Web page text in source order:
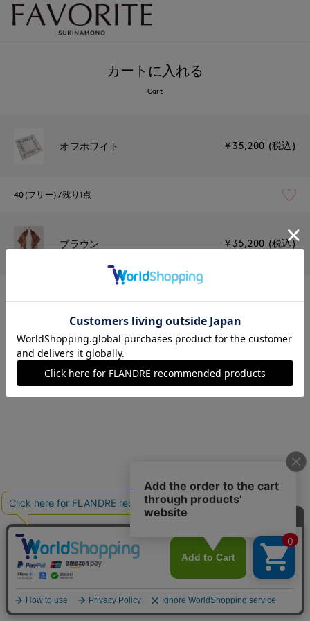
カートに入れる
Cart
オフホワイト ￥35,200 (税込)
40(フリー) 残り1点
ブラウン ￥35,200 (税込)